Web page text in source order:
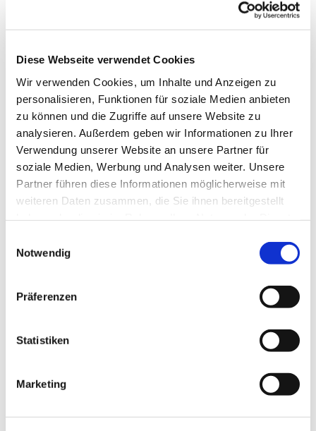
Diese Webseite verwendet Cookies
Wir verwenden Cookies, um Inhalte und Anzeigen zu
personalisieren, Funktionen für soziale Medien anbieten
zu können und die Zugriffe auf unsere Website zu
analysieren. Außerdem geben wir Informationen zu Ihrer
Verwendung unserer Website an unsere Partner für
soziale Medien, Werbung und Analysen weiter. Unsere
Partner führen diese Informationen möglicherweise mit
weiteren Daten zusammen, die Sie ihnen bereitgestellt
Notwendig
Präferenzen
Statistiken
Marketing
Dies könnte Sie auch interessieren